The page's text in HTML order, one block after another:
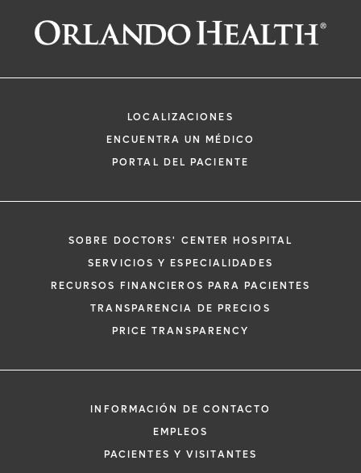
Solicitar una cita con:
Rafael Carrasquillo Mejias, MD
Medicina General
*Si tiene una emergencia médica, llame
inmediato.
El siguiente formulario solo crea una
no una cita confirmada. Al completarlo,
representante se pondrá en contacto
información médica por correo
Orlando Health y sus afiliados.
LOCALIZACIONES
ENCUENTRA UN MÉDICO
PORTAL DEL PACIENTE
SOBRE DOCTORS' CENTER HOSPITAL
SERVICIOS Y ESPECIALIDADES
RECURSOS FINANCIEROS PARA PACIENTES
TRANSPARENCIA DE PRECIOS
PRICE TRANSPARENCY
INFORMACIÓN DE CONTACTO
EMPLEOS
PACIENTES Y VISITANTES